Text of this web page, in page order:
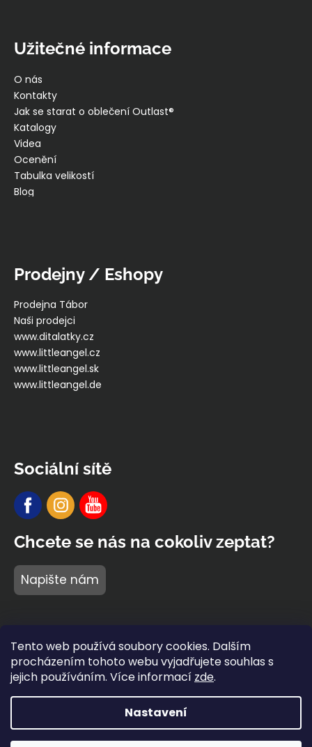
Tento web používá soubory cookies. Dalším
procházením tohoto webu vyjadřujete souhlas s
jejich používáním. Více informací zde.
Nastavení
Užitečné informace
O nás
Kontakty
Jak se starat o oblečení Outlast®
Katalogy
Videa
Ocenění
Tabulka velikostí
Blog
Prodejny / Eshopy
Prodejna Tábor
Naši prodejci
www.ditalatky.cz
www.littleangel.cz
www.littleangel.sk
www.littleangel.de
Sociální sítě
Chcete se nás na cokoliv zeptat?
Napište nám
Vytvořil Shoptet Premium